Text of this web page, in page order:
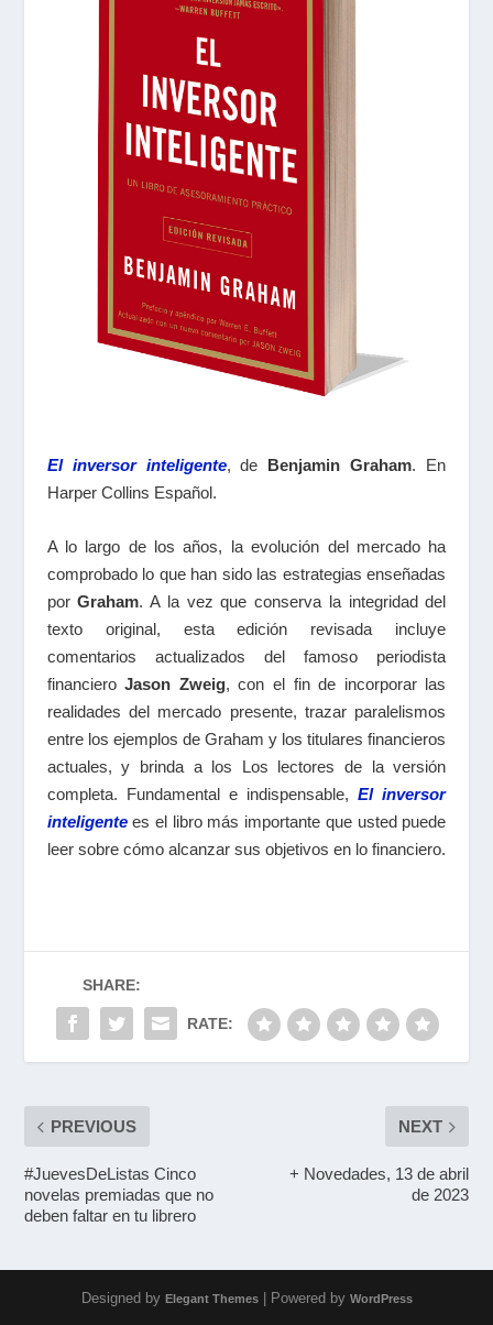
El inversor inteligente, de Benjamin Graham. En
Harper Collins Español.
A lo largo de los años, la evolución del mercado ha
comprobado lo que han sido las estrategias enseñadas
porGraham. A la vez que conserva la integridad del
texto original, esta edición revisada incluye
comentarios actualizados del famoso periodista
financieroJason Zweig, con el fin de incorporar las
realidades del mercado presente, trazar paralelismos
entre los ejemplos de Graham y los titulares financieros
actuales, y brinda a los Los lectores de la versión
completa. Fundamental e indispensable,El inversor
inteligentees el libro más importante que usted puede
leer sobre cómo alcanzar sus objetivos en lo financiero.
SHARE:
RATE:
PREVIOUS
#JuevesDeListas Cinco
novelas premiadas que no
deben faltar en tu librero
NEXT
+ Novedades, 13 de abril
de 2023
Designed by Elegant Themes| Powered by WordPress